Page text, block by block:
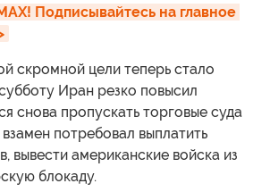
Подписывайтесь на главное
скромной цели теперь стало
Иран резко повысил
снова пропускать торговые суда
потребовал выплатить
вывести американские войска из
блокаду.